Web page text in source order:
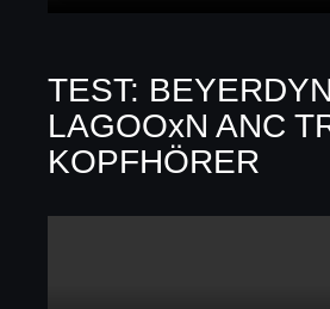
TEST:
LAGOOxN ANC
KOPFHÖRER